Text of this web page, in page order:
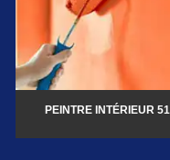
PEINTRE INTÉRIEUR 51